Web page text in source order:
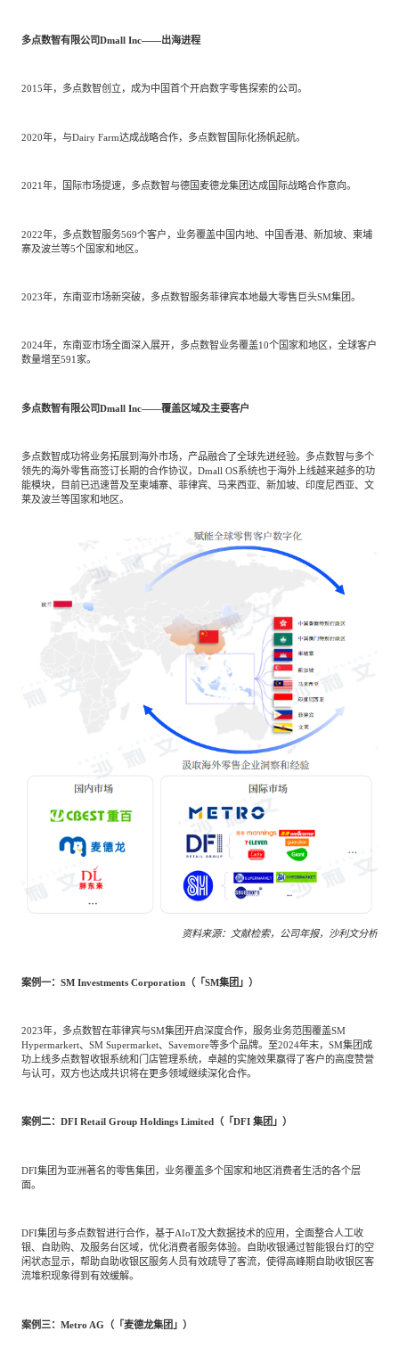
多点数智有限公司Dmall Inc——出海进程
2015年，多点数智创立，成为中国首个开启数字零售探索的公司。
2020年，与Dairy Farm达成战略合作，多点数智国际化扬帆起航。
2021年，国际市场提速，多点数智与德国麦德龙集团达成国际战略合作意向。
2022年，多点数智服务569个客户，业务覆盖中国内地、中国香港、新加坡、柬埔
寨及波兰等5个国家和地区。
2023年，东南亚市场新突破，多点数智服务菲律宾本地最大零售巨头SM集团。
2024年，东南亚市场全面深入展开，多点数智业务覆盖10个国家和地区，全球客户
数量增至591家。
多点数智有限公司Dmall Inc——覆盖区域及主要客户
多点数智成功将业务拓展到海外市场，产品融合了全球先进经验。多点数智与多个
领先的海外零售商签订长期的合作协议，Dmall OS系统也于海外上线越来越多的功
能模块，目前已迅速普及至柬埔寨、菲律宾、马来西亚、新加坡、印度尼西亚、文
莱及波兰等国家和地区。
资料来源：文献检索，公司年报，沙利文分析
案例一：SM Investments Corporation（「SM集团」）
2023年，多点数智在菲律宾与SM集团开启深度合作，服务业务范围覆盖SM
Hypermarkert、SM Supermarket、Savemore等多个品牌。至2024年末，SM集团成
功上线多点数智收银系统和门店管理系统，卓越的实施效果赢得了客户的高度赞誉
与认可，双方也达成共识将在更多领域继续深化合作。
案例二：DFI Retail Group Holdings Limited（「DFI 集团」）
DFI集团为亚洲著名的零售集团，业务覆盖多个国家和地区消费者生活的各个层
面。
DFI集团与多点数智进行合作，基于AIoT及大数据技术的应用，全面整合人工收
银、自助购、及服务台区域，优化消费者服务体验。自助收银通过智能银台灯的空
闲状态显示，帮助自助收银区服务人员有效疏导了客流，使得高峰期自助收银区客
流堆积现象得到有效缓解。
案例三：Metro AG（「麦德龙集团」）